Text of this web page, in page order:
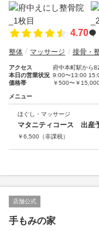
4.70
整体 マッサージ 接骨・
アクセス
府中本町駅から
本日の営業状況 9:00〜13:00
価格帯
￥500〜￥
メニュー
ほぐし・マッサージ
マタニティコース 出産
￥6,500 （非課税）
店舗公式
手もみの家